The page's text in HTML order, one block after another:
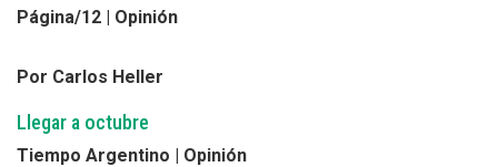
Página/12 | Opinión
Por Carlos Heller
Llegar a octubre
Tiempo Argentino | Opinión